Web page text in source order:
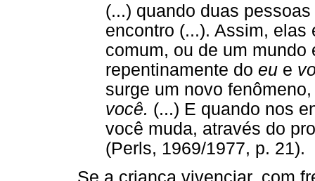
(...) quando duas
encontro (...). Assim,
comum, ou de um
repentinamente do eu e
surge um novo
você. (...) E quando nos
você muda, através do
(Perls, 1969/1977, p. 21).
Se a criança vivenciar, com